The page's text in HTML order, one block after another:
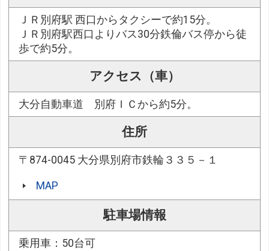
ＪＲ別府駅 西口からタクシーで約15分。
ＪＲ別府駅西口よりバス30分鉄倫バス停から徒
歩で約5分。
アクセス（車）
大分自動車道 別府ＩＣから約5分。
住所
〒874-0045 大分県別府市鉄輪３３５－１
MAP
駐車場情報
乗用車：50台可